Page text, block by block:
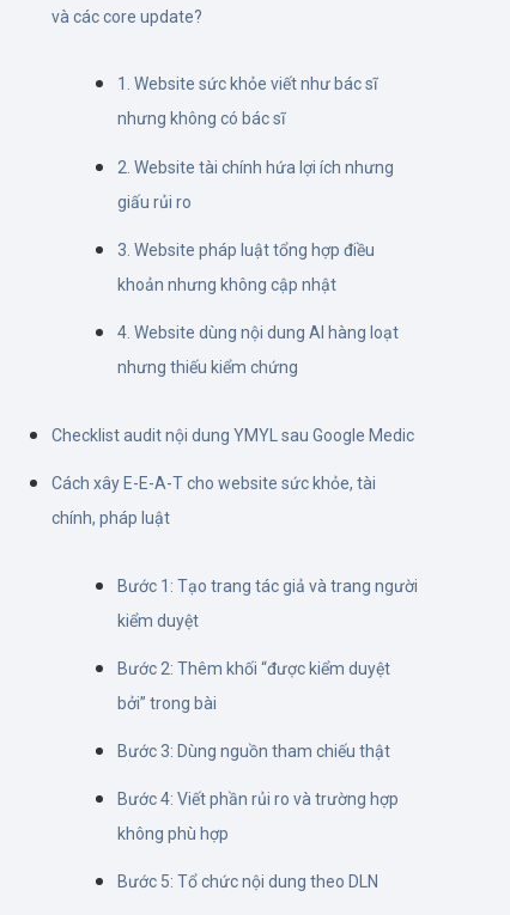
và các core update?
1. Website sức khỏe viết như bác sĩ
nhưng không có bác sĩ
2. Website tài chính hứa lợi ích nhưng
giấu rủi ro
3. Website pháp luật tổng hợp điều
khoản nhưng không cập nhật
4. Website dùng nội dung AI hàng loạt
nhưng thiếu kiểm chứng
Checklist audit nội dung YMYL sau Google Medic
Cách xây E-E-A-T cho website sức khỏe, tài
chính, pháp luật
Bước 1: Tạo trang tác giả và trang người
kiểm duyệt
Bước 2: Thêm khối “được kiểm duyệt
bởi” trong bài
Bước 3: Dùng nguồn tham chiếu thật
Bước 4: Viết phần rủi ro và trường hợp
không phù hợp
Bước 5: Tổ chức nội dung theo DLN